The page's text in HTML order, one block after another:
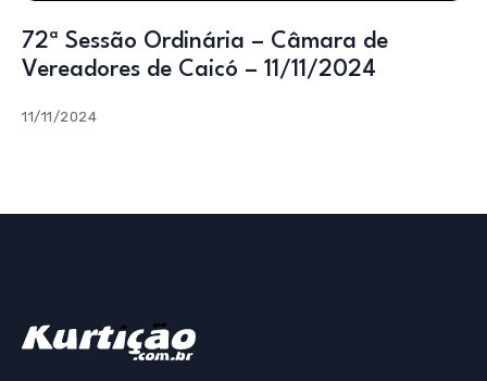
72ª Sessão Ordinária – Câmara de
Vereadores de Caicó – 11/11/2024
11/11/2024